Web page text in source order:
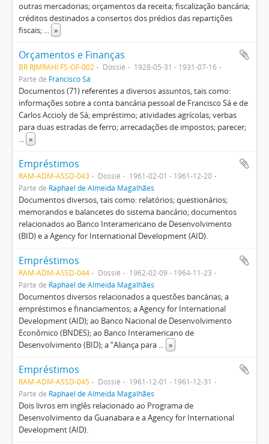
outras mercadorias; orçamentos da receita; fiscalização bancária;
créditos destinados a consertos dos prédios das repartições
fiscais; ... »
Orçamentos e Finanças
BR RJMRAHI FS-OF-002 Dossiê
1928-05-31 - 1931-07-16
Parte de Francisco Sá
Documentos (71) referentes a diversos assuntos, tais como:
informações sobre a conta bancária pessoal de Francisco Sá e de
Carlos Accioly de Sá; empréstimo; atividades agrícolas; verbas
para duas estradas de ferro; arrecadações de impostos; parecer;
... »
Empréstimos
RAM-ADM-ASSD-043 Dossiê
1961-02-01 - 1961-12-20
Parte de Raphael de Almeida Magalhães
Documentos diversos, tais como: relatórios; questionários;
memorandos e balancetes do sistema bancário; documentos
relacionados ao Banco Interamericano de Desenvolvimento
(BID) e a Agency for International Development (AID).
Empréstimos
RAM-ADM-ASSD-044 Dossiê
1962-02-09 - 1964-11-23
Parte de Raphael de Almeida Magalhães
Documentos diversos relacionados a questões bancárias; a
empréstimos e financiamentos; a Agency for International
Development (AID); ao Banco Nacional de Desenvolvimento
Econômico (BNDES); ao Banco Interamericano de
Desenvolvimento (BID); a “Aliança para ... »
Empréstimos
RAM-ADM-ASSD-045 Dossiê
1961-12-01 - 1961-12-31
Parte de Raphael de Almeida Magalhães
Dois livros em inglês relacionado ao Programa de
Desenvolvimento da Guanabara e a Agency for International
Development (AID).